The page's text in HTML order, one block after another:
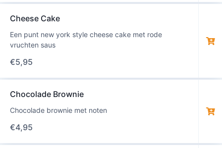
Cheese Cake
Een punt new york style cheese cake met rode
vruchten saus
€5,95
Chocolade Brownie
Chocolade brownie met noten
€4,95